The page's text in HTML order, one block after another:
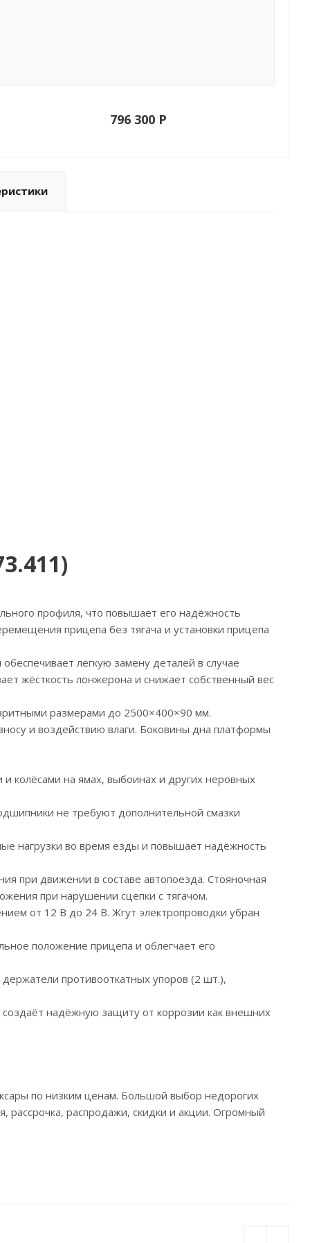
796 300 P
профиля, что повышает его надёжность
прицепа без тягача и установки прицепа
лёгкую замену деталей в случае
жёсткость лонжерона и снижает собственный вес
размерами до 2500×400×90 мм.
и воздействию влаги. Боковины дна платформы
колёсами на ямах, выбоинах и других неровных
не требуют дополнительной смазки
нагрузки во время езды и повышает надёжность
при движении в составе автопоезда. Стояночная
при нарушении сцепки с тягачом.
от 12 В до 24 В. Жгут электропроводки убран
положение прицепа и облегчает его
противооткатных упоров (2 шт.),
надёжную защиту от коррозии как внешних
по низким ценам. Большой выбор недорогих
рассрочка, распродажи, скидки и акции. Огромный